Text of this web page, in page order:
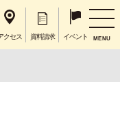
クセス 資料請求 イベント MENU